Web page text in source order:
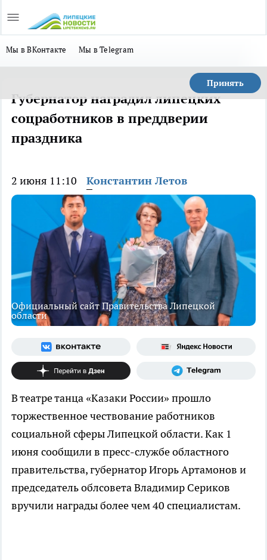
Мы в ВКонтакте Мы в Telegram
Принять
Губернатор наградил липецких
соцработников в преддверии
праздника
2 июня 11:10 Константин Летов
Официальный сайт Правительства Липецкой
области
В театре танца «Казаки России» прошло
торжественное чествование работников
социальной сферы Липецкой области. Как 1
июня сообщили в пресс-службе областного
правительства, губернатор Игорь Артамонов и
председатель облсовета Владимир Сериков
вручили награды более чем 40 специалистам.